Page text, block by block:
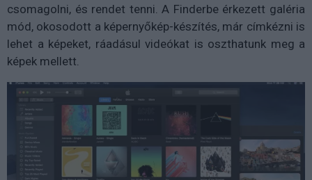
csomagolni, és rendet tenni. A Finderbe érkezett galéria
mód, okosodott a képernyőkép-készítés, már címkézni is
lehet a képeket, ráadásul videókat is oszthatunk meg a
képek mellett.